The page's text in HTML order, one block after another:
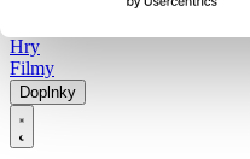
Hry
Filmy
Doplnky